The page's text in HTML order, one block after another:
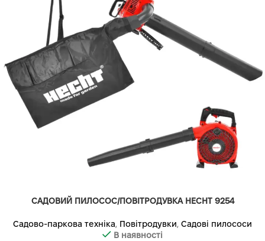
САДОВИЙ ПИЛОСОС/ПОВІТРОДУВКА HECHT 9254
Садово-паркова техніка, Повітродувки, Садові пилососи
В наявності